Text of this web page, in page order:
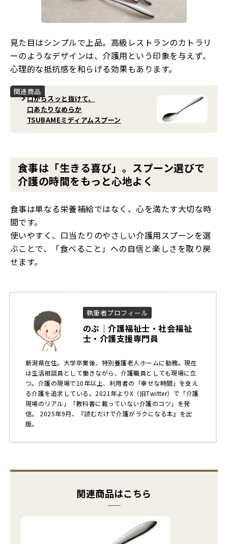
見た目はシンプルで上品。高級レストランのカトラリ
ーのようなデザインは、介護用という印象を与えず、
心理的な抵抗感を和らげる効果もあります。
関連商品
口からスッと抜けて、
口あたりなめらか
TSUBAMEミディアムスプーン
食事は「生きる喜び」。スプーン選びで
介護の時間をもっと心地よく
食事は単なる栄養補給ではなく、心を満たす大切な時
間です。
使いやすく、口当たりのやさしい介護用スプーンを選
ぶことで、「食べること」への自信と楽しさを取り戻
せます。
執筆者プロフィール
のぶ｜介護福祉士・社会福祉
士・介護支援専門員
新潟県在住。大学卒業後、特別養護老人ホームに勤務。現在
は生活相談員として働きながら、介護職員としても現場に立
つ。介護の現場で10年以上、利用者の「幸せな時間」を支え
る介護を追求している。2021年よりX（旧Twitter）で「介護
現場のリアル」「教科書に載っていない介護のコツ」を発
信。 2025年9月、『読むだけで介護がラクになる本』を出
版。
関連商品はこちら